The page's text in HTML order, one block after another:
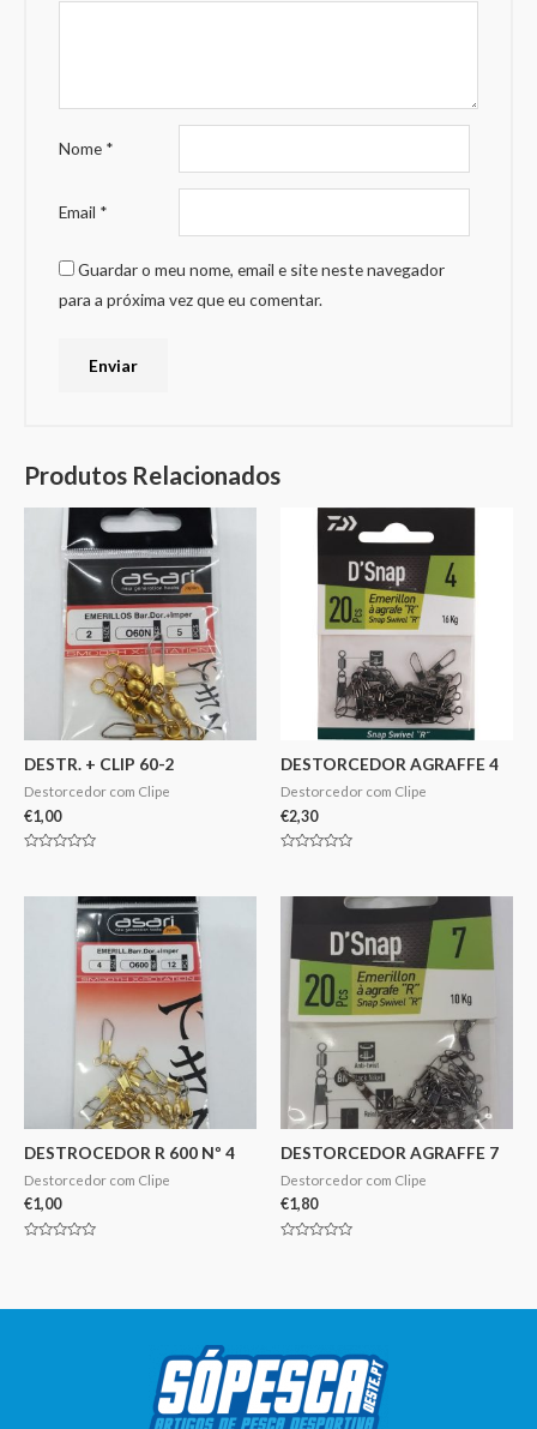
Nome *
Email *
Guardar o meu nome, email e site neste navegador
para a próxima vez que eu comentar.
Produtos Relacionados
DESTR. + CLIP 60-2
Destorcedor com Clipe
€1,00
5
DESTORCEDOR AGRAFFE 4
Destorcedor com Clipe
€2,30
5
DESTROCEDOR R 600 Nº 4
Destorcedor com Clipe
€1,00
DESTORCEDOR AGRAFFE 7
Destorcedor com Clipe
€1,80